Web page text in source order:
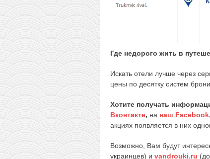
Где недорого жить в
Искать отели лучше через
цены по десятку систем
Хотите получать
Вконтакте, на наш Facebook,
акциях появляется в них
Возможно, Вам будут
украинцев) и vandrouki.ru